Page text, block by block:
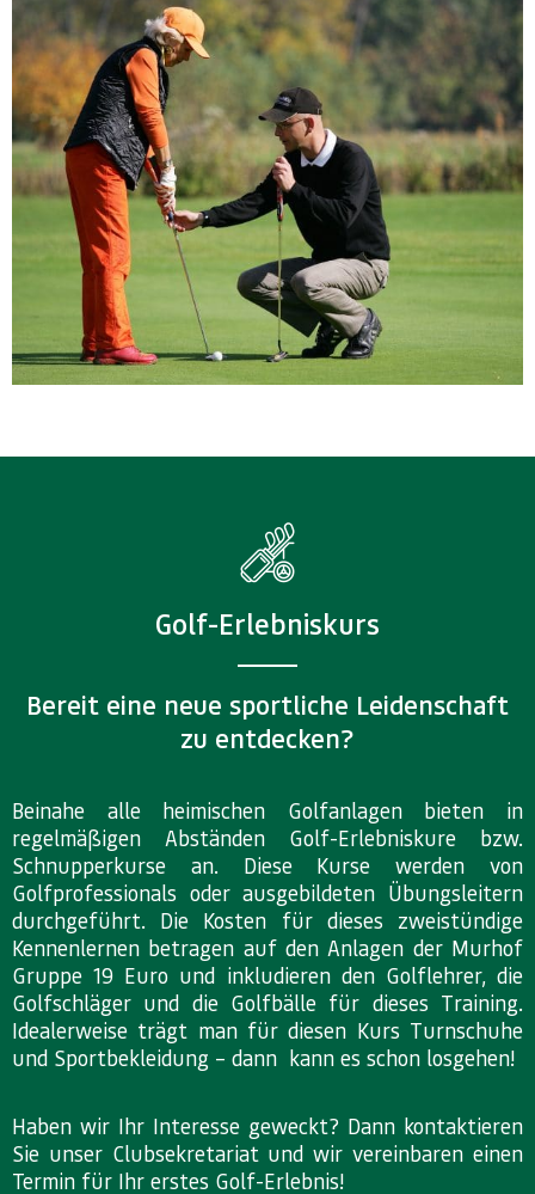
Golf-Erlebniskurs
Bereit eine neue sportliche Leidenschaft
zu entdecken?
Beinahe alle heimischen Golfanlagen bieten in
regelmäßigen Abständen Golf-Erlebniskure bzw.
Schnupperkurse an. Diese Kurse werden von
Golfprofessionals oder ausgebildeten Übungsleitern
durchgeführt. Die Kosten für dieses zweistündige
Kennenlernen betragen auf den Anlagen der Murhof
Gruppe 19 Euro und inkludieren den Golflehrer, die
Golfschläger und die Golfbälle für dieses Training.
Idealerweise trägt man für diesen Kurs Turnschuhe
und Sportbekleidung – dann kann es schon losgehen!
Haben wir Ihr Interesse geweckt? Dann kontaktieren
Sie unser Clubsekretariat und wir vereinbaren einen
Termin für Ihr erstes Golf-Erlebnis!